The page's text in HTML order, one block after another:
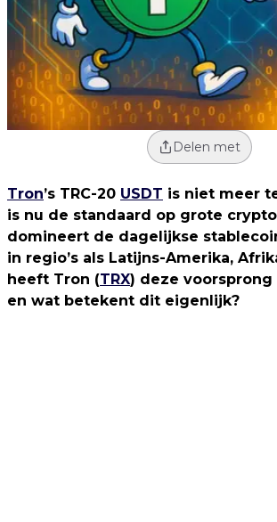
Delen met
Tron’s TRC-20 USDT is niet meer
is nu de standaard op grote
domineert de dagelijkse
in regio’s als Latijns-Amerika,
heeft Tron (TRX) deze
en wat betekent dit eigenlijk?